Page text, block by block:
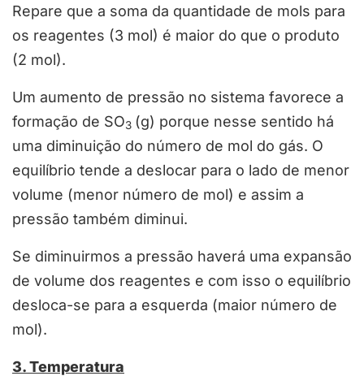
Repare que a soma da quantidade de mols para
os reagentes (3 mol) é maior do que o produto
(2 mol).
Um aumento de pressão no sistema favorece a
formação de SO3 (g) porque nesse sentido há
uma diminuição do número de mol do gás. O
equilíbrio tende a deslocar para o lado de menor
volume (menor número de mol) e assim a
pressão também diminui.
Se diminuirmos a pressão haverá uma expansão
de volume dos reagentes e com isso o equilíbrio
desloca-se para a esquerda (maior número de
mol).
3. Temperatura